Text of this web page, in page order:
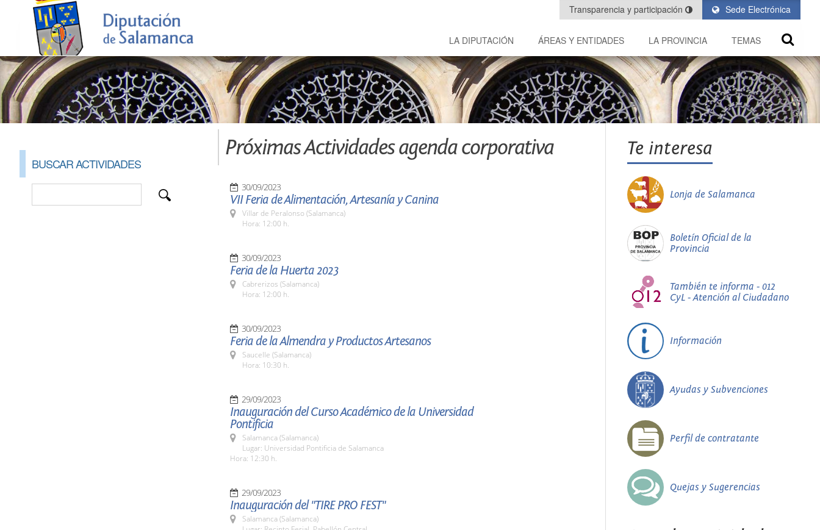
Sede Electrónica
Transparencia y participación
LA DIPUTACIÓN ÁREAS Y ENTIDADES LA PROVINCIA TEMAS
BUSCAR ACTIVIDADES
Próximas Actividades agenda corporativa
30/09/2023
VII Feria de Alimentación, Artesanía y Canina
Villar de Peralonso (Salamanca)
Hora: 12:00 h.
30/09/2023
Feria de la Huerta 2023
Cabrerizos (Salamanca)
Hora: 12:00 h.
30/09/2023
Feria de la Almendra y Productos Artesanos
Saucelle (Salamanca)
Hora: 10:30 h.
29/09/2023
Inauguración del Curso Académico de la Universidad
Pontificia
Salamanca (Salamanca)
Lugar: Universidad Pontificia de Salamanca
Hora: 12:30 h.
29/09/2023
Inauguración del "TIRE PRO FEST"
Salamanca (Salamanca)
Te interesa
Lonja de Salamanca
Boletín Oficial de la
Provincia
También te informa - 012
CyL - Atención al Ciudadano
Información
Ayudas y Subvenciones
Perfil de contratante
Quejas y Sugerencias